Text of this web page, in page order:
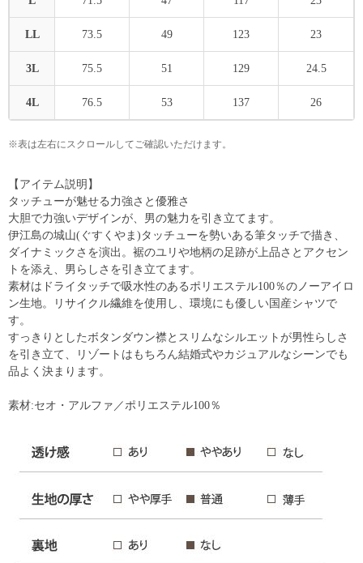
LL 73.5 49 123 23
3L 75.5 51 129 24.5
4L 76.5 53 137 26
※表は左右にスクロールしてご確認いただけます。
【アイテム説明】
タッチューが魅せる力強さと優雅さ
大胆で力強いデザインが、男の魅力を引き立てます。
伊江島の城山(ぐすくやま)タッチューを勢いある筆タッチで描き、
ダイナミックさを演出。裾のユリや地柄の足跡が上品さとアクセン
トを添え、男らしさを引き立てます。
素材はドライタッチで吸水性のあるポリエステル100％のノーアイロ
ン生地。リサイクル繊維を使用し、環境にも優しい国産シャツで
す。
すっきりとしたボタンダウン襟とスリムなシルエットが男性らしさ
を引き立て、リゾートはもちろん結婚式やカジュアルなシーンでも
品よく決まります。
素材:セオ・アルファ／ポリエステル100％